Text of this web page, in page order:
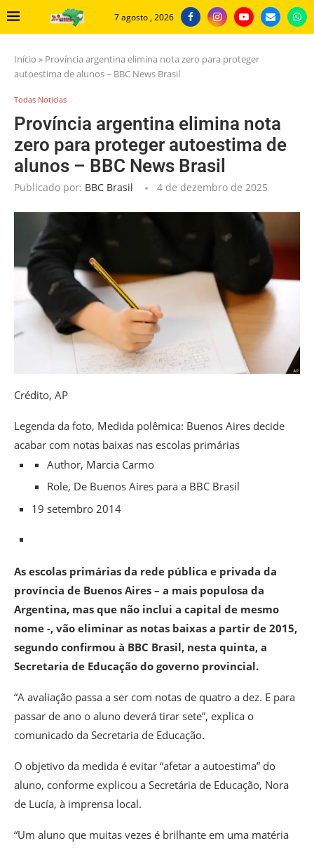
7 agosto , 2026
Início » Província argentina elimina nota zero para proteger
autoestima de alunos – BBC News Brasil
Todas Noticias
Província argentina elimina nota
zero para proteger autoestima de
alunos – BBC News Brasil
Publicado por: BBC Brasil 4 de dezembro de 2025
Crédito, AP
Legenda da foto, Medida polêmica: Buenos Aires decide
acabar com notas baixas nas escolas primárias
Author, Marcia Carmo
Role, De Buenos Aires para a BBC Brasil
19 setembro 2014
As escolas primárias da rede pública e privada da
província de Buenos Aires – a mais populosa da
Argentina, mas que não inclui a capital de mesmo
nome -, vão eliminar as notas baixas a partir de 2015,
segundo confirmou à BBC Brasil, nesta quinta, a
Secretaria de Educação do governo provincial.
“A avaliação passa a ser com notas de quatro a dez. E para
passar de ano o aluno deverá tirar sete”, explica o
comunicado da Secretaria de Educação.
O objetivo da medida é evitar “afetar a autoestima” do
aluno, conforme explicou a Secretária de Educação, Nora
de Lucía, à imprensa local.
“Um aluno que muitas vezes é brilhante em uma matéria